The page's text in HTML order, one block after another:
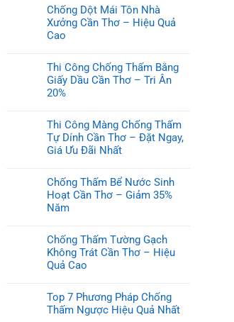
Chống Dột Mái Tôn Nhà
Xưởng Cần Thơ – Hiệu Quả
Cao
Thi Công Chống Thấm Bằng
Giấy Dầu Cần Thơ – Tri Ân
20%
Thi Công Màng Chống Thấm
Tự Dính Cần Thơ – Đặt Ngay,
Giá Ưu Đãi Nhất
Chống Thấm Bể Nước Sinh
Hoạt Cần Thơ – Giảm 35%
Năm
Chống Thấm Tường Gạch
Không Trát Cần Thơ – Hiệu
Quả Cao
Top 7 Phương Pháp Chống
Thấm Ngược Hiệu Quả Nhất